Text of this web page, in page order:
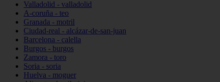
Valladolid - valladolid
A-coruña - teo
Granada - motril
Ciudad-real - alcázar-de-san-juan
Barcelona - calella
Burgos - burgos
Zamora - toro
Soria - soria
Huelva - moguer